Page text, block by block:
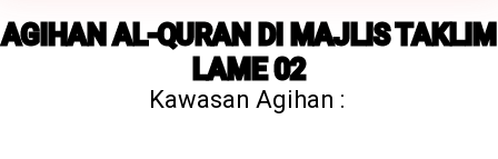
AGIHAN AL-QURAN DI MAJLIS TAKLIM
LAME 02
Kawasan Agihan :